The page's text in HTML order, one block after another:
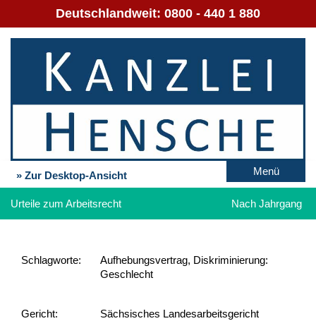
Deutschlandweit: 0800 - 440 1 880
» Zur Desktop-Ansicht Menü
Urteile zum Arbeitsrecht Nach Jahrgang
Schlag­worte:
Aufhebungsvertrag, Diskriminierung:
Geschlecht
Gericht:
Sächsisches Landesarbeitsgericht